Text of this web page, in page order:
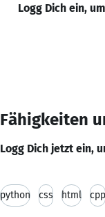
Logg Dich ein,
Fähigkeiten
Logg Dich jetzt ein,
python css html cpp